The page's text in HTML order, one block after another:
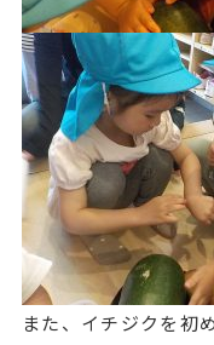
また、イチジクを初